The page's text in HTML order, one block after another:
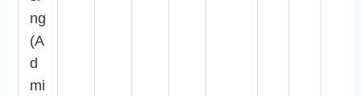
ng
(A
d
mi